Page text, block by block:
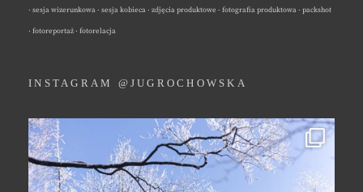
· sesja wizerunkowa · sesja kobieca · zdjęcia produktowe · fotografia produktowa · packshot
· fotoreportaż · fotorelacja
INSTAGRAM @JUGROCHOWSKA